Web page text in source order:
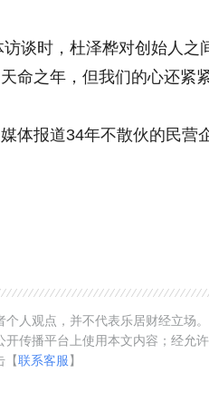
谈时，杜泽桦对创始人之
命之年，但我们的心还紧
体报道34年不散伙的民营
个人观点，并不代表乐居财经立场
开传播平台上使用本文内容；经允
【联系客服】